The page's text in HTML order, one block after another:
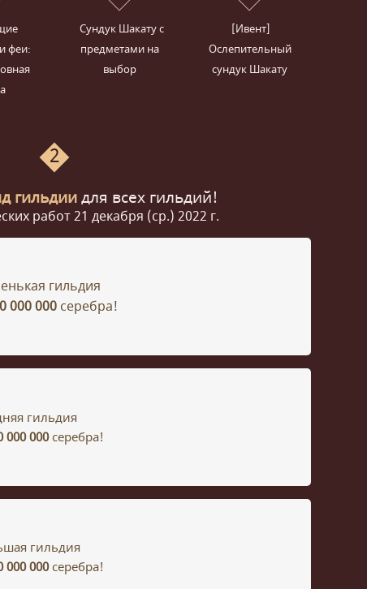
феи:
Сундук Шакату с
предметами на
выбор
[Ивент]
Ослепительный
сундук Шакату
2
гильдиидля всех гильдий!
работ 21 декабря (ср.) 2022 г.
гильдия
000 000серебра!
гильдия
000 000серебра!
гильдия
000 000серебра!